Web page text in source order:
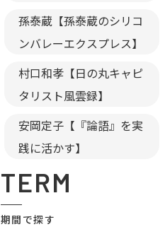
孫泰蔵【孫泰蔵のシリコ
ンバレーエクスプレス】
村口和孝【日の丸キャピ
タリスト風雲録】
安岡定子【『論語』を実
践に活かす】
TERM
期間で探す